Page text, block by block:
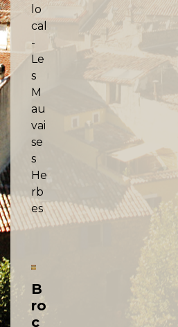
lo
cal
-
Le
s
M
au
vai
se
s
He
rb
es
B
ro
c